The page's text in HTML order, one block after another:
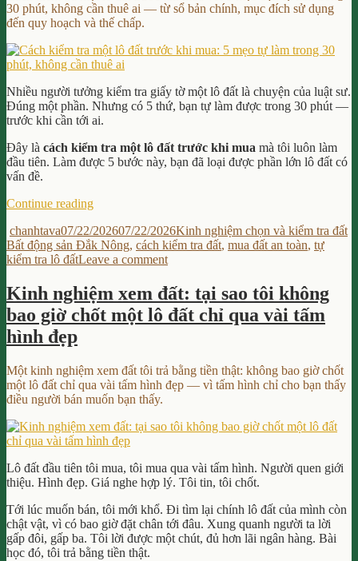
đầu
học
cách
chọn
đúng”
một
con
hãy
bắt
học
cách
đúng
30 phút, không cần thuê ai — từ sổ bản chính, mục đích sử dụng
đến quy hoạch và thế chấp.
Nhiều người tưởng kiểm tra giấy tờ một lô đất là chuyện của luật sư.
Đúng một phần. Nhưng có 5 thứ, bạn tự làm được trong 30 phút —
trước khi cần tới ai.
Đây là cách kiểm tra một lô đất trước khi mua mà tôi luôn làm
đầu tiên. Làm được 5 bước này, bạn đã loại được phần lớn lô đất có
vấn đề.
Continue reading“Cách
tra
một
lô
trước
khi
mua:
làm
trong
30
phút,
không
cần
thuê
ai”
Author
chanhtavaPosted
on
07/22/202607/22/2026Categories
Kinh nghiệm chọn và kiểm tra đất
Bất động sản Đắk Nông, cách kiểm tra đất, mua đất an toàn, tự
kiểm tra lô đấtLeave a commenton
kiểm
tra
một
khi
mua:
tự
30
phút,
không
cần
thuê
ai
Kinh nghiệm xem đất: tại sao tôi không
bao giờ chốt một lô đất chỉ qua vài tấm
hình đẹp
Một kinh nghiệm xem đất tôi trả bằng tiền thật: không bao giờ chốt
một lô đất chỉ qua vài tấm hình đẹp — vì tấm hình chỉ cho bạn thấy
điều người bán muốn bạn thấy.
Lô đất đầu tiên tôi mua, tôi mua qua vài tấm hình. Người quen giới
thiệu. Hình đẹp. Giá nghe hợp lý. Tôi tin, tôi chốt.
Tới lúc muốn bán, tôi mới khổ. Đi tìm lại chính lô đất của mình còn
chật vật, vì có bao giờ đặt chân tới đâu. Xung quanh người ta lời
gấp đôi, gấp ba. Tôi lời được một chút, đủ hơn lãi ngân hàng. Bài
học đó, tôi trả bằng tiền thật.